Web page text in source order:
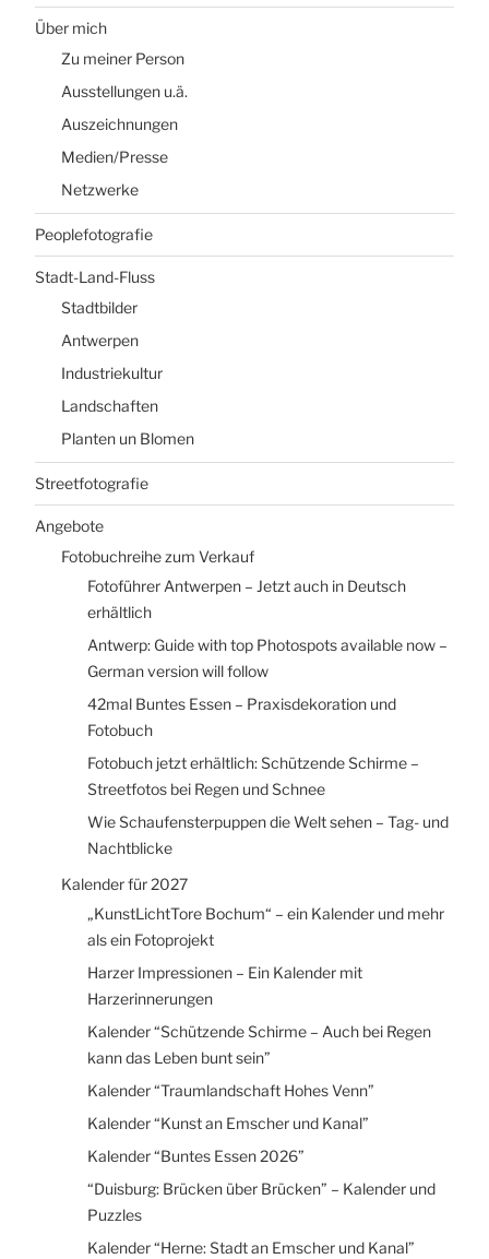
Über mich
Zu meiner Person
Ausstellungen u.ä.
Auszeichnungen
Medien/Presse
Netzwerke
Peoplefotografie
Stadt-Land-Fluss
Stadtbilder
Antwerpen
Industriekultur
Landschaften
Planten un Blomen
Streetfotografie
Angebote
Fotobuchreihe zum Verkauf
Fotoführer Antwerpen – Jetzt auch in Deutsch
erhältlich
Antwerp: Guide with top Photospots available now –
German version will follow
42mal Buntes Essen – Praxisdekoration und
Fotobuch
Fotobuch jetzt erhältlich: Schützende Schirme –
Streetfotos bei Regen und Schnee
Wie Schaufensterpuppen die Welt sehen – Tag- und
Nachtblicke
Kalender für 2027
„KunstLichtTore Bochum“ – ein Kalender und mehr
als ein Fotoprojekt
Harzer Impressionen – Ein Kalender mit
Harzerinnerungen
Kalender “Schützende Schirme – Auch bei Regen
kann das Leben bunt sein”
Kalender “Traumlandschaft Hohes Venn”
Kalender “Kunst an Emscher und Kanal”
Kalender “Buntes Essen 2026”
“Duisburg: Brücken über Brücken” – Kalender und
Puzzles
Kalender “Herne: Stadt an Emscher und Kanal”